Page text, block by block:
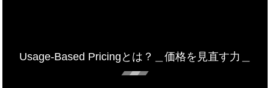
Usage-Based Pricingとは？＿価格を見直す力＿